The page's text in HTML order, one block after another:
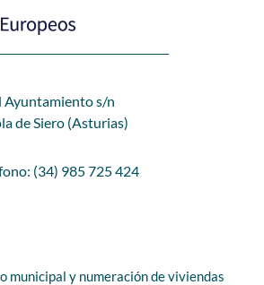
Ayuntamiento s/n
de Siero (Asturias)
(34) 985 725 424
municipal y numeración de viviendas